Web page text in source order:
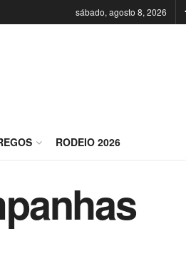
sábado, agosto 8, 2026
RODEIO 2026